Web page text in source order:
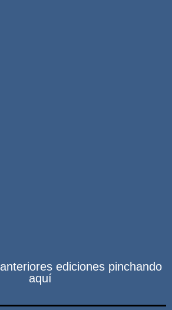
ediciones pinchando
aquí